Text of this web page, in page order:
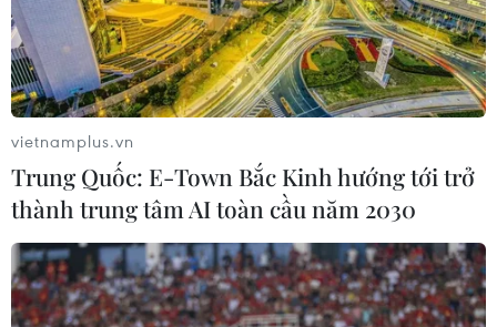
vietnamplus.vn
Trung Quốc: E-Town Bắc Kinh hướng tới trở
thành trung tâm AI toàn cầu năm 2030